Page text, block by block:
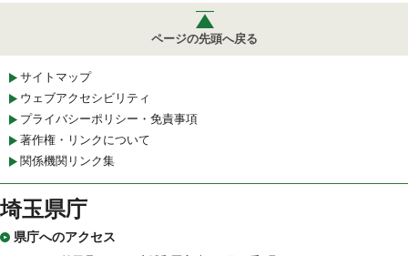
ページの先頭へ戻る
サイトマップ
ウェブアクセシビリティ
プライバシーポリシー・免責事項
著作権・リンクについて
関係機関リンク集
埼玉県庁
県庁へのアクセス